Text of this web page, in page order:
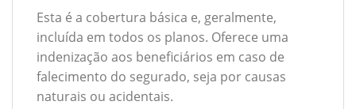
Esta é a cobertura básica e, geralmente,
incluída em todos os planos. Oferece uma
indenização aos beneficiários em caso de
falecimento do segurado, seja por causas
naturais ou acidentais.